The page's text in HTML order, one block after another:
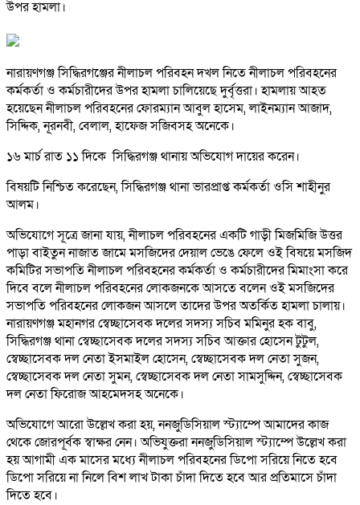
নারায়ণগঞ্জ সিদ্ধিরগঞ্জের নীলাচল পরিবহন দখল নিতে নীলাচল পরিবহনের
কর্মকর্তা ও কর্মচারীদের উপর হামলা চালিয়েছে দুর্বৃত্তরা। হামলায় আহত
হয়েছেন নীলাচল পরিবহনের ফোরম্যান আবুল হাসেম, লাইনম্যান আজাদ,
সিদ্দিক, নূরনবী, বেলাল, হাফেজ সজিবসহ অনেকে।
১৬ মার্চ রাত ১১ দিকে সিদ্ধিরগঞ্জ থানায় অভিযোগ দায়ের করেন।
বিষয়টি নিশ্চিত করেছেন, সিদ্ধিরগঞ্জ থানা ভারপ্রাপ্ত কর্মকর্তা ওসি শাহীনুর
আলম।
অভিযোগে সূত্রে জানা যায়, নীলাচল পরিবহনের একটি গাড়ী মিজমিজি উত্তর
পাড়া বাইতুন নাজাত জামে মসজিদের দেয়াল ভেঙে ফেলে ওই বিষয়ে মসজিদ
কমিটির সভাপতি নীলাচল পরিবহনের কর্মকর্তা ও কর্মচারীদের মিমাংসা করে
দিবে বলে নীলাচল পরিবহনের লোকজনকে আসতে বলেন ওই মসজিদের
সভাপতি পরিবহনের লোকজন আসলে তাদের উপর অতর্কিত হামলা চালায়।
নারায়ণগঞ্জ মহানগর স্বেচ্ছাসেবক দলের সদস্য সচিব মমিনুর হক বাবু,
সিদ্ধিরগঞ্জ থানা স্বেচ্ছাসেবক দলের সদস্য সচিব আক্তার হোসেন টুটুল,
স্বেচ্ছাসেবক দল নেতা ইসমাইল হোসেন, স্বেচ্ছাসেবক দল নেতা সুজন,
স্বেচ্ছাসেবক দল নেতা সুমন, স্বেচ্ছাসেবক দল নেতা সামসুদ্দিন, স্বেচ্ছাসেবক
দল নেতা ফিরোজ আহমেদসহ অনেকে।
অভিযোগে আরো উল্লেখ করা হয়, ননজুডিসিয়াল স্ট্যাম্পে আমাদের কাজ
থেকে জোরপূর্বক স্বাক্ষর নেন। অভিযুক্তরা ননজুডিসিয়াল স্ট্যাম্পে উল্লেখ করা
হয় আগামী এক মাসের মধ্যে নীলাচল পরিবহনের ডিপো সরিয়ে নিতে হবে
ডিপো সরিয়ে না নিলে বিশ লাখ টাকা চাঁদা দিতে হবে আর প্রতিমাসে চাঁদা
দিতে হবে।